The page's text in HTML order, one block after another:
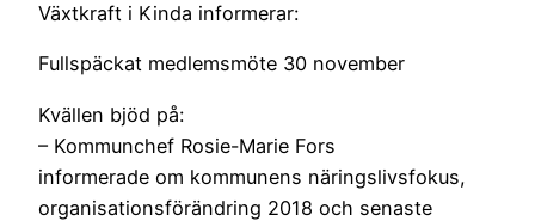
Växtkraft i Kinda informerar:
Fullspäckat medlemsmöte 30 november
Kvällen bjöd på:
– Kommunchef Rosie-Marie Fors
informerade om kommunens näringslivsfokus,
organisationsförändring 2018 och senaste